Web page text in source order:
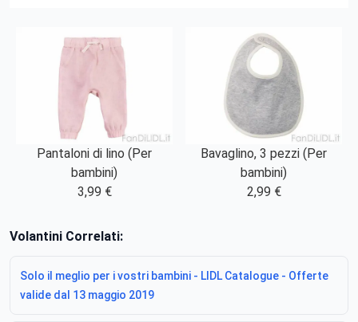
Pantaloni di lino (Per
bambini)
3,99 €
Bavaglino, 3 pezzi (Per
bambini)
2,99 €
Volantini Correlati:
Solo il meglio per i vostri bambini - LIDL Catalogue - Offerte
valide dal 13 maggio 2019